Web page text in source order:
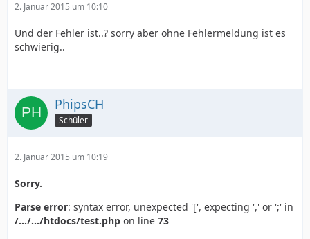
2. Januar 2015 um 10:10
Und der Fehler ist..? sorry aber ohne Fehlermeldung ist es
schwierig..
PhipsCH
Schüler
2. Januar 2015 um 10:19
Sorry.
Parse error: syntax error, unexpected '[', expecting ',' or ';' in
/.../.../htdocs/test.php on line 73